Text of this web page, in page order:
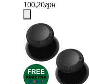
100,20грн